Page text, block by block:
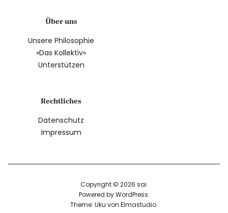
Über uns
Unsere Philosophie
»Das Kollektiv«
Unterstützen
Rechtliches
Datenschutz
Impressum
Copyright © 2026 sai
Powered byWordPress
Theme: Uku von Elmastudio